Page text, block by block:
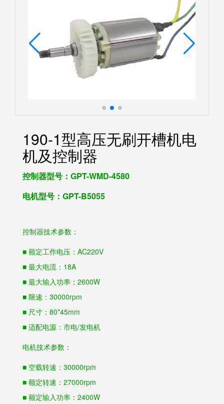
190-1型高压无刷开槽机电
机及控制器
控制器型号：GPT-WMD-4580
电机型号：GPT-B5055
控制器技术参数：
■ 额定工作电压：AC220V
■ 最大电流：18A
■ 最大输入功率：2600W
■ 限速：30000rpm
■ 尺寸：80*45mm
■ 适配电源：市电/发电机
电机技术参数：
■ 空载转速：30000rpm
■ 额定转速：27000rpm
■ 额定输入功率：2400W